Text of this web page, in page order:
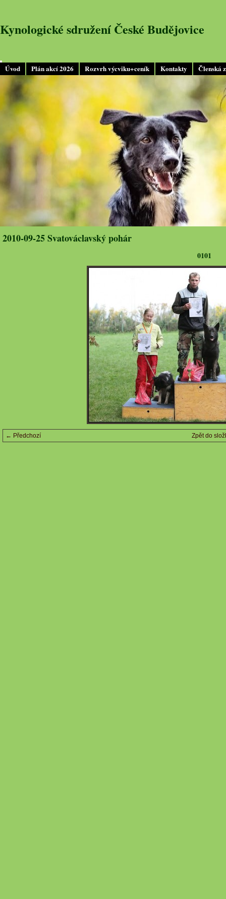
Úvod Plán akcí 2026 Rozvrh výcviku+ceník Kontakty Členská
Kynologické sdružení České Budějovice
2010-09-25 Svatováclavský pohár
0101
← Předchozí Zpět do